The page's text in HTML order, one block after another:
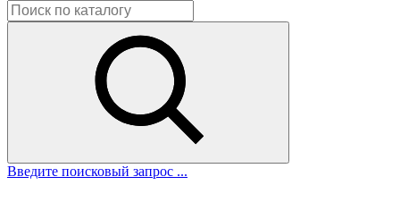
Введите поисковый запрос ...